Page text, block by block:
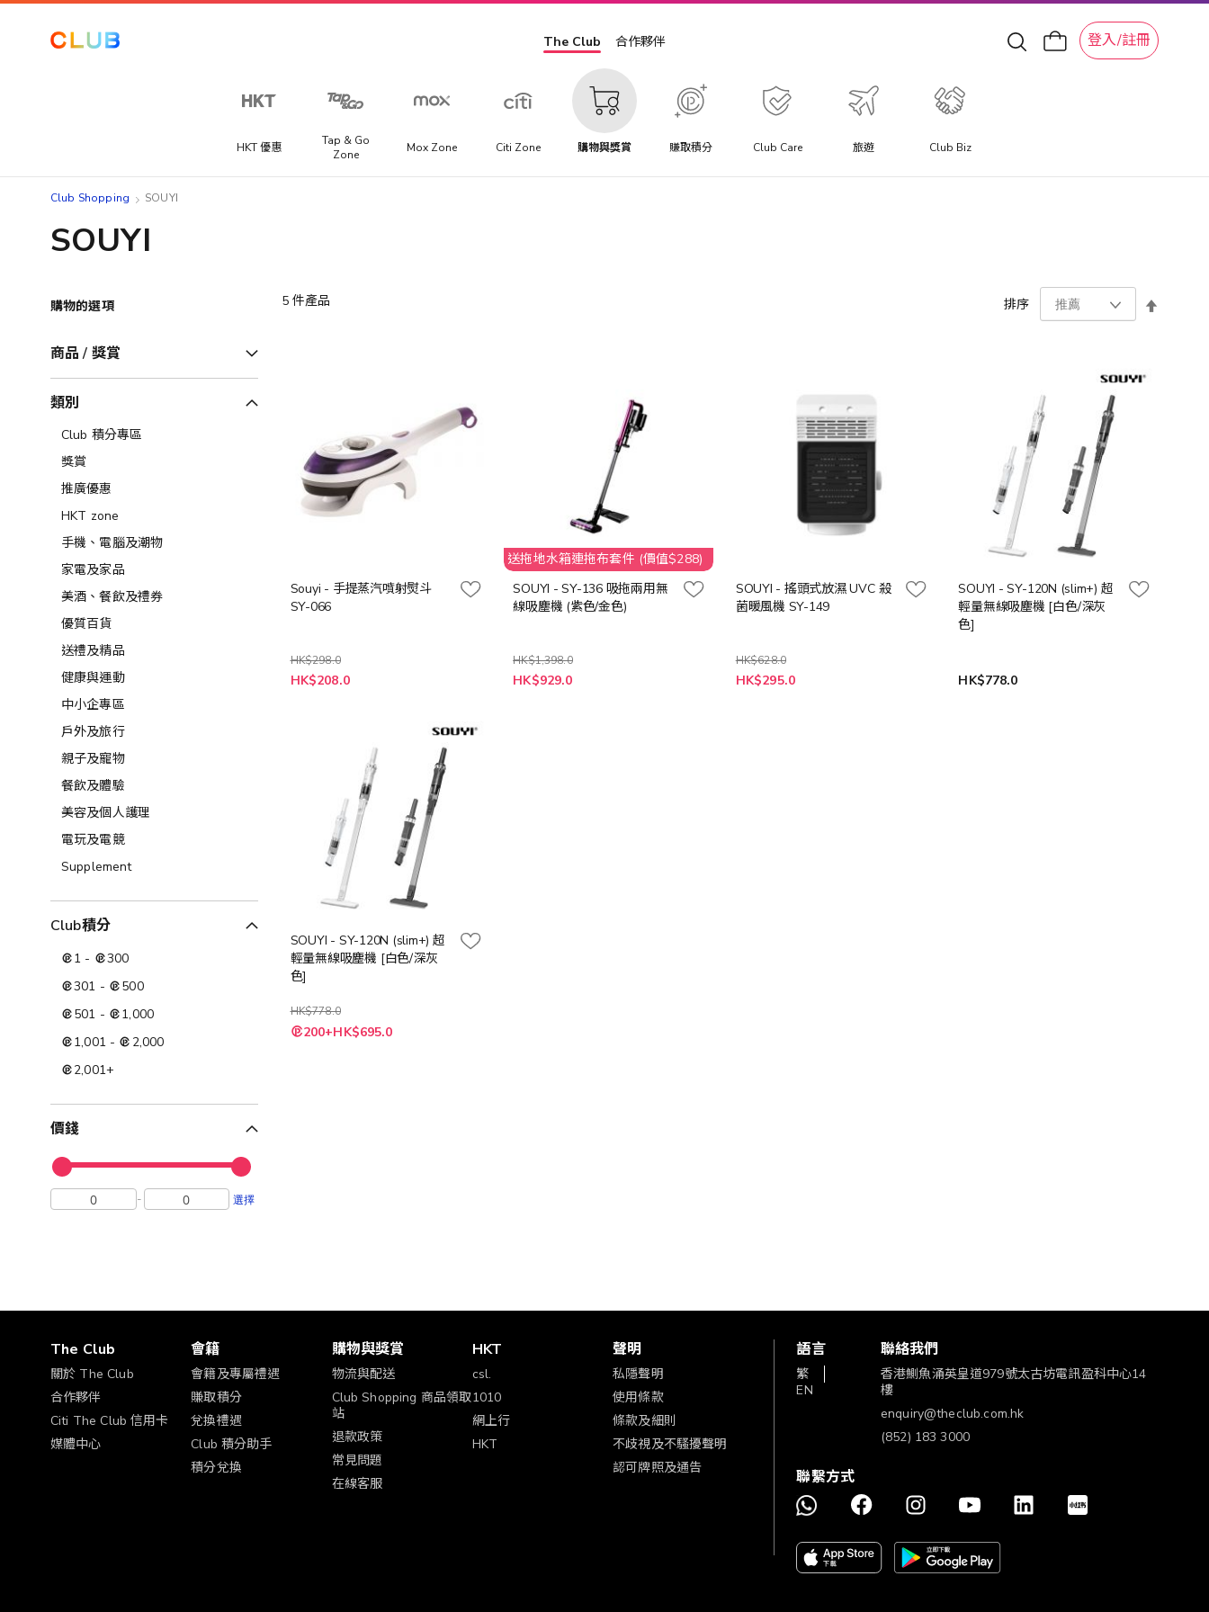
The Club 合作夥伴 登入/註冊
HKT 優惠
Tap & Go
Zone
Mox Zone Citi Zone 購物與獎賞 賺取積分 Club Care 旅遊 Club Biz
Club Shopping SOUYI
SOUYI
5件產品 排序
Souyi - 手提蒸汽噴射熨斗
SY-066
HK$298.0
特
殊
HK$208.0
送拖地水箱連拖布套件 (價值$288)
SOUYI - SY-136 吸拖兩用無
線吸塵機 (紫色/金色)
HK$1,398.0
HK$929.0
SOUYI - 搖頭式放濕 UVC 殺
菌暖風機 SY-149
HK$628.0
特
殊
HK$295.0
SOUYI - SY-120N (slim+) 超
輕量無線吸塵機 [白色/深灰
色]
HK$778.0
SOUYI - SY-120N (slim+) 超
輕量無線吸塵機 [白色/深灰
色]
HK$778.0
200+HK$695.0
購物的選項
商品 / 獎賞
類別
Club 積分專區
獎賞
推廣優惠
HKT zone
手機、電腦及潮物
家電及家品
美酒、餐飲及禮券​
優質百貨
送禮及精品
健康與運動
中小企專區
戶外及旅行
親子及寵物
餐飲及體驗
美容及個人護理​
電玩及電競
Supplement
Club積分
1 -
300
301 -
500
501 -
1,000
1,001 -
2,000
2,001+
價錢
- 選擇
The Club
關於 The Club
合作夥伴
Citi The Club 信用卡
媒體中心
會籍
會籍及專屬禮遇
賺取積分
兌換禮遇
Club 積分助手
積分兌換
購物與獎賞
物流與配送
Club Shopping 商品領取
站
退款政策
常見問題
在線客服
HKT
csl.
1010
網上行
HKT
聲明
私隱聲明
使用條款
條款及細則
不歧視及不騷擾聲明
認可牌照及通告
語言
繁
EN
聯絡我們
香港鰂魚涌英皇道979號太古坊電訊盈科中心14
樓
enquiry@theclub.com.hk
(852) 183 3000
聯繫方式